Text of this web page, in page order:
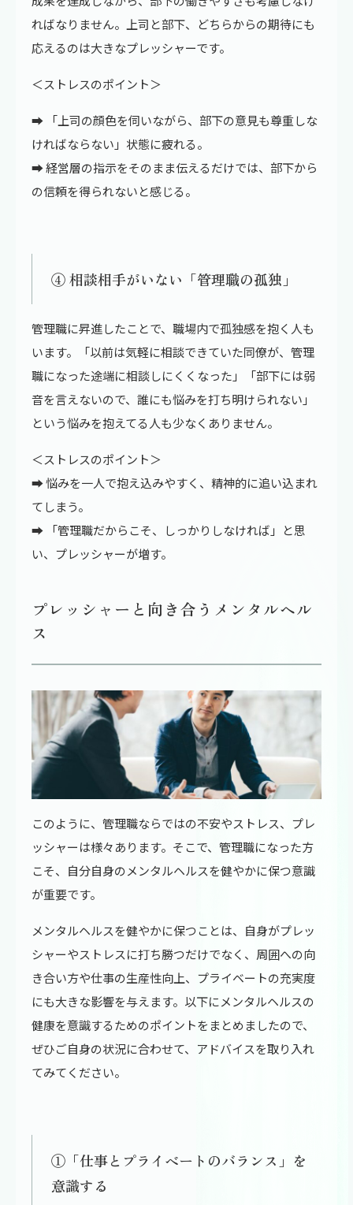
ればなりません。上司と部下、どちらからの期待にも
応えるのは大きなプレッシャーです。
＜ストレスのポイント＞
➡ 「上司の顔色を伺いながら、部下の意見も尊重しな
ければならない」状態に疲れる。
➡ 経営層の指示をそのまま伝えるだけでは、部下から
の信頼を得られないと感じる。
④ 相談相手がいない「管理職の孤独」
管理職に昇進したことで、職場内で孤独感を抱く人も
います。「以前は気軽に相談できていた同僚が、管理
職になった途端に相談しにくくなった」「部下には弱
音を言えないので、誰にも悩みを打ち明けられない」
という悩みを抱えてる人も少なくありません。
＜ストレスのポイント＞
➡ 悩みを一人で抱え込みやすく、精神的に追い込まれ
てしまう。
➡ 「管理職だからこそ、しっかりしなければ」と思
い、プレッシャーが増す。
プレッシャーと向き合うメンタルヘル
ス
このように、管理職ならではの不安やストレス、プレ
ッシャーは様々あります。そこで、管理職になった方
こそ、自分自身のメンタルヘルスを健やかに保つ意識
が重要です。
メンタルヘルスを健やかに保つことは、自身がプレッ
シャーやストレスに打ち勝つだけでなく、周囲への向
き合い方や仕事の生産性向上、プライベートの充実度
にも大きな影響を与えます。以下にメンタルヘルスの
健康を意識するためのポイントをまとめましたので、
ぜひご自身の状況に合わせて、アドバイスを取り入れ
てみてください。
①「仕事とプライベートのバランス」を
意識する